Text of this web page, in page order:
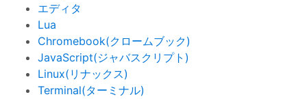
エディタ
Lua
Chromebook(クロームブック)
JavaScript(ジャバスクリプト)
Linux(リナックス)
Terminal(ターミナル)